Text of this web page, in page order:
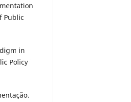
Public
in
Policy